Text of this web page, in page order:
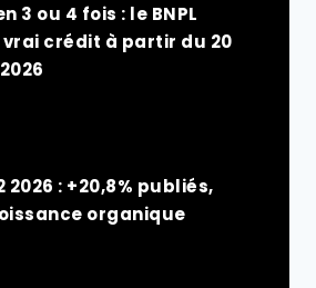
3 ou 4 fois : le BNPL
crédit à partir du 20
2026 : +20,8% publiés,
organique